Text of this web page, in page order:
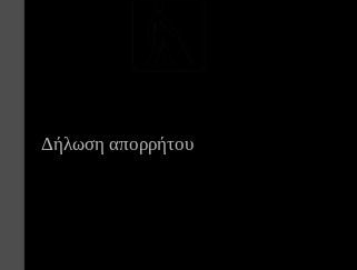
Δήλωση απορρήτου